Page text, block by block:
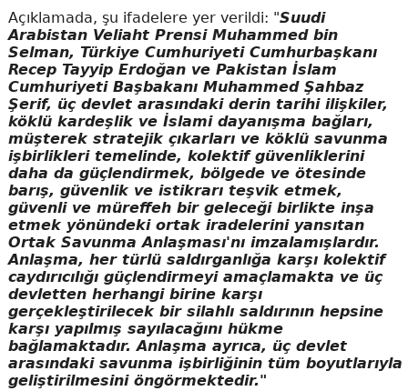
Açıklamada, şu ifadelere yer verildi: "Suudi
Arabistan Veliaht Prensi Muhammed bin
Selman, Türkiye Cumhuriyeti Cumhurbaşkanı
Recep Tayyip Erdoğan ve Pakistan İslam
Cumhuriyeti Başbakanı Muhammed Şahbaz
Şerif, üç devlet arasındaki derin tarihi ilişkiler,
köklü kardeşlik ve İslami dayanışma bağları,
müşterek stratejik çıkarları ve köklü savunma
işbirlikleri temelinde, kolektif güvenliklerini
daha da güçlendirmek, bölgede ve ötesinde
barış, güvenlik ve istikrarı teşvik etmek,
güvenli ve müreffeh bir geleceği birlikte inşa
etmek yönündeki ortak iradelerini yansıtan
Ortak Savunma Anlaşması'nı imzalamışlardır.
Anlaşma, her türlü saldırganlığa karşı kolektif
caydırıcılığı güçlendirmeyi amaçlamakta ve üç
devletten herhangi birine karşı
gerçekleştirilecek bir silahlı saldırının hepsine
karşı yapılmış sayılacağını hükme
bağlamaktadır. Anlaşma ayrıca, üç devlet
arasındaki savunma işbirliğinin tüm boyutlarıyla
geliştirilmesini öngörmektedir."